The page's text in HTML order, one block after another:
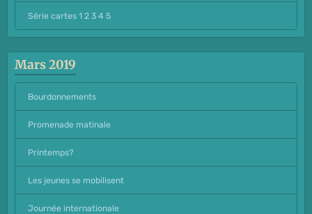
Série cartes 1 2 3 4 5
Mars 2019
Bourdonnements
Promenade matinale
Printemps?
Les jeunes se mobilisent
Journée internationale